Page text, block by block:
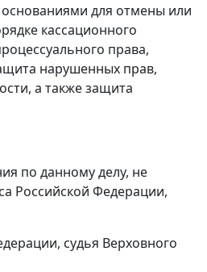
основаниями для отмены или
кассационного
права,
нарушенных прав,
а также защита
по данному делу, не
Российской Федерации,
судья Верховного